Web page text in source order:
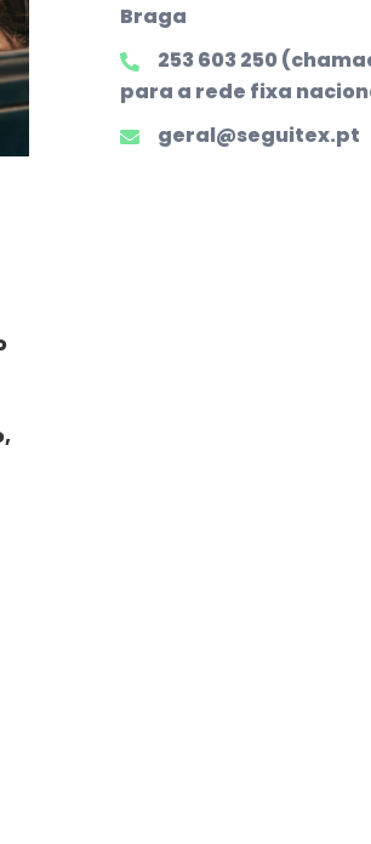
Braga
253 603 250
para a rede fixa
geral@seguitex.pt